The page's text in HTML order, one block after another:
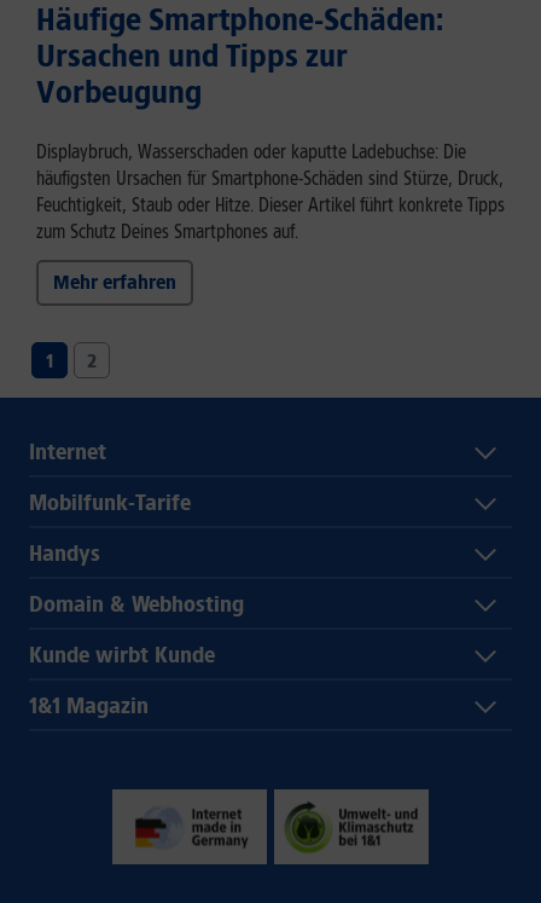
Häufige Smartphone-Schäden:
Ursachen und Tipps zur
Vorbeugung
Displaybruch, Wasserschaden oder kaputte Ladebuchse: Die
häufigsten Ursachen für Smartphone-Schäden sind Stürze, Druck,
Feuchtigkeit, Staub oder Hitze. Dieser Artikel führt konkrete Tipps
zum Schutz Deines Smartphones auf.
Mehr erfahren
1 2
Internet
Mobilfunk-Tarife
Handys
Domain & Webhosting
Kunde wirbt Kunde
1&1 Magazin